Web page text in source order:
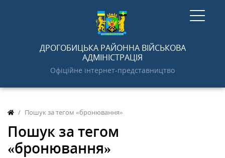
ДРОГОБИЦЬКА РАЙОННА ВІЙСЬКОВА
АДМІНІСТРАЦІЯ
Офіційне інтернет-представництво
Пошук за тегом «бронювання»
Пошук за тегом
«бронювання»
ГОЛОВНА
АДМІНІСТРАЦІЯ
ПРО РАЙОН